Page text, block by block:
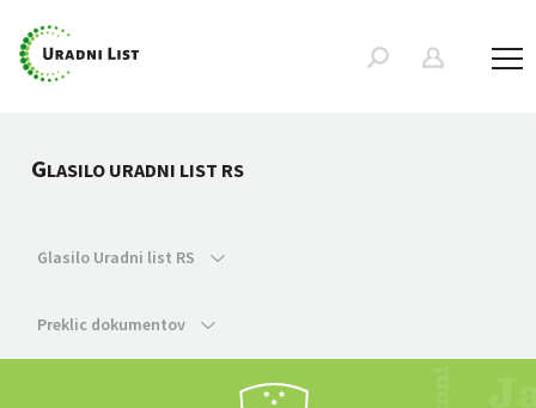
GLASILO URADNI LIST RS
Glasilo Uradni list RS
Preklic dokumentov